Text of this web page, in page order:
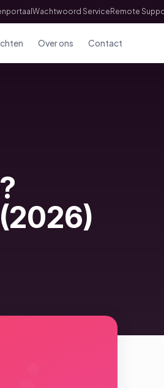
Wachtwoord Service Remote
Over ons Contact